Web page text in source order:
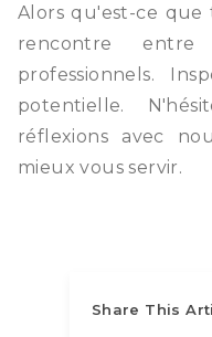
Alors qu'est-ce que
rencontre
professionnels.
potentielle.
réflexions avec
mieux vous servir.
Share This